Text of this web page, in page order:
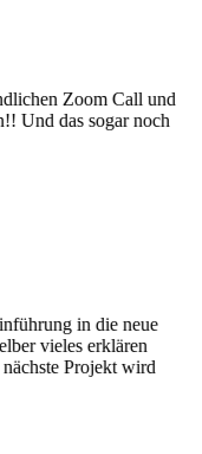
Zoom Call und
Und das sogar noch
in die neue
vieles erklären
Projekt wird